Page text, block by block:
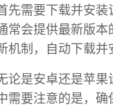
先需要下载并安
会提供最新版本
制，自动下载并
论是安卓还是苹
需要注意的是，